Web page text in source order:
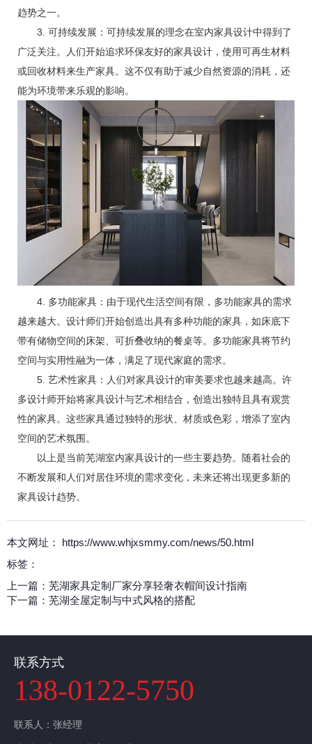
趋势之一。
3. 可持续发展：可持续发展的理念在室内家具设计中得到了
广泛关注。人们开始追求环保友好的家具设计，使用可再生材料
或回收材料来生产家具。这不仅有助于减少自然资源的消耗，还
能为环境带来乐观的影响。
4. 多功能家具：由于现代生活空间有限，多功能家具的需求
越来越大。设计师们开始创造出具有多种功能的家具，如床底下
带有储物空间的床架、可折叠收纳的餐桌等。多功能家具将节约
空间与实用性融为一体，满足了现代家庭的需求。
5. 艺术性家具：人们对家具设计的审美要求也越来越高。许
多设计师开始将家具设计与艺术相结合，创造出独特且具有观赏
性的家具。这些家具通过独特的形状、材质或色彩，增添了室内
空间的艺术氛围。
以上是当前芜湖室内家具设计的一些主要趋势。随着社会的
不断发展和人们对居住环境的需求变化，未来还将出现更多新的
家具设计趋势。
本文网址： https://www.whjxsmmy.com/news/50.html
标签：
上一篇： 芜湖家具定制厂家分享轻奢衣帽间设计指南
下一篇： 芜湖全屋定制与中式风格的搭配
相关文章
联系方式
138-0122-5750
联系人：张经理